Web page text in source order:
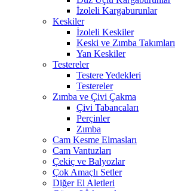
İzoleli Kargaburunlar
Keskiler
İzoleli Keskiler
Keski ve Zımba Takımları
Yan Keskiler
Testereler
Testere Yedekleri
Testereler
Zımba ve Çivi Çakma
Çivi Tabancaları
Perçinler
Zımba
Cam Kesme Elmasları
Cam Vantuzları
Çekiç ve Balyozlar
Çok Amaçlı Setler
Diğer El Aletleri